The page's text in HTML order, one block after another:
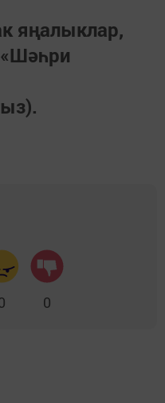
яңалыклар,
0